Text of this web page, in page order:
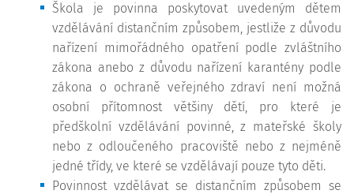
Škola je povinna poskytovat uvedeným dětem
vzdělávání distančním způsobem, jestliže z důvodu
nařízení mimořádného opatření podle zvláštního
zákona anebo z důvodu nařízení karantény podle
zákona o ochraně veřejného zdraví není možná
osobní přítomnost většiny dětí, pro které je
předškolní vzdělávání povinné, z mateřské školy
nebo z odloučeného pracoviště nebo z nejméně
jedné třídy, ve které se vzdělávají pouze tyto děti.
Povinnost vzdělávat se distančním způsobem se